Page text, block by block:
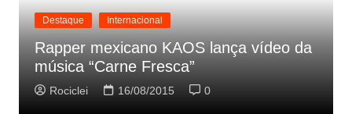
Destaque Internacional
Rapper mexicano KAOS lança vídeo da
música “Carne Fresca”
Rociclei 16/08/2015 0